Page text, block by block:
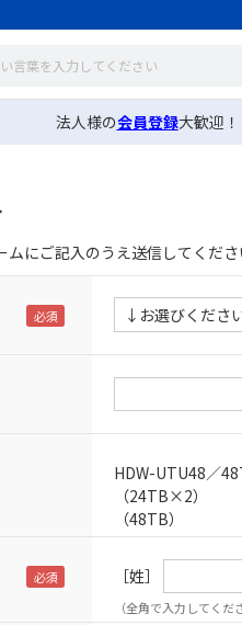
法人様の会員登録大歓迎！
にご記入のうえ送信してくださ
HDW-UTU48／
（24TB×2）
（48TB）
［姓］
（全角で入力してくだ